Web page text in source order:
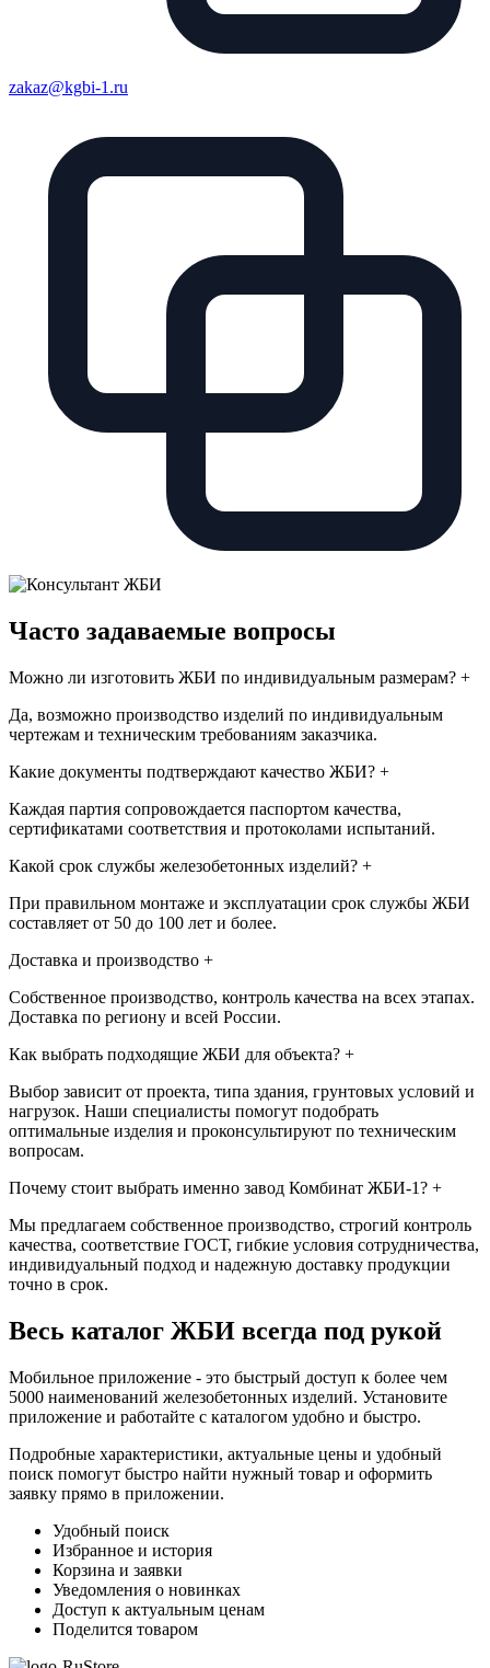
zakaz@kgbi-1.ru
Часто задаваемые вопросы
Можно ли изготовить ЖБИ по индивидуальным размерам? +
Да, возможно производство изделий по индивидуальным
чертежам и техническим требованиям заказчика.
Какие документы подтверждают качество ЖБИ? +
Каждая партия сопровождается паспортом качества,
сертификатами соответствия и протоколами испытаний.
Какой срок службы железобетонных изделий? +
При правильном монтаже и эксплуатации срок службы ЖБИ
составляет от 50 до 100 лет и более.
Доставка и производство +
Собственное производство, контроль качества на всех этапах.
Доставка по региону и всей России.
Как выбрать подходящие ЖБИ для объекта? +
Выбор зависит от проекта, типа здания, грунтовых условий и
нагрузок. Наши специалисты помогут подобрать
оптимальные изделия и проконсультируют по техническим
вопросам.
Почему стоит выбрать именно завод Комбинат ЖБИ-1? +
Мы предлагаем собственное производство, строгий контроль
качества, соответствие ГОСТ, гибкие условия сотрудничества,
индивидуальный подход и надежную доставку продукции
точно в срок.
Весь каталог ЖБИ всегда под рукой
Мобильное приложение - это быстрый доступ к более чем
5000 наименований железобетонных изделий. Установите
приложение и работайте с каталогом удобно и быстро.
Подробные характеристики, актуальные цены и удобный
поиск помогут быстро найти нужный товар и оформить
заявку прямо в приложении.
Удобный поиск
Избранное и история
Корзина и заявки
Уведомления о новинках
Доступ к актуальным ценам
Поделится товаром